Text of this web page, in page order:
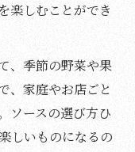
楽しむことができ
、季節の野菜や果
、家庭やお店ごと
ソースの選び方ひ
しいものになるの